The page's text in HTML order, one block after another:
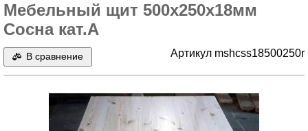
Мебельный щит 500х250х18мм
Сосна кат.А
В сравнение Артикул mshcss18500250r